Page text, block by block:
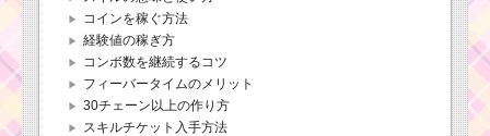
コインを稼ぐ方法
経験値の稼ぎ方
コンボ数を継続するコツ
フィーバータイムのメリット
30チェーン以上の作り方
スキルチケット入手方法